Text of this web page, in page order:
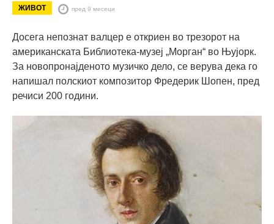
ЖИВОТ пред 9 месеци
Досега непознат валцер е откриен во трезорот на
американската Библиотека-музеј „Морган“ во Њујорк.
За новопронајденото музичко дело, се верува дека го
напишал полскиот композитор Фредерик Шопен, пред
речиси 200 години.